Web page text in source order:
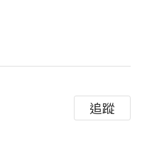
追蹤